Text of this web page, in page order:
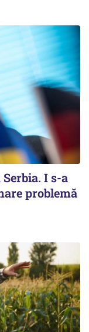
I s-a
problemă